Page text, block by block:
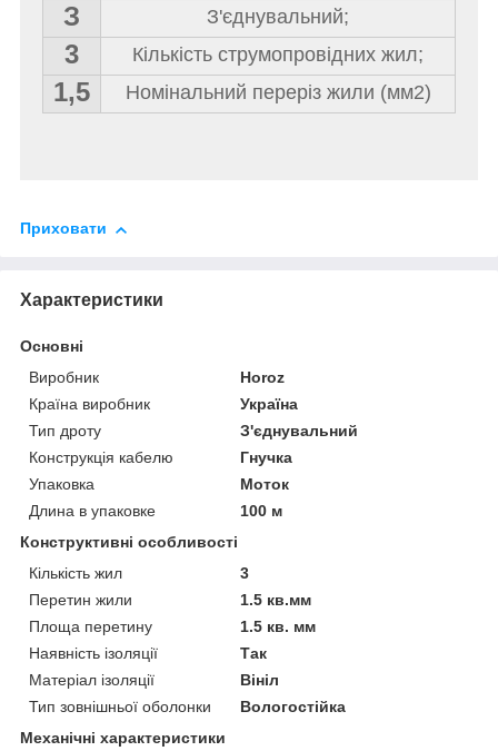
З З'єднувальний;
3 Кількість струмопровідних жил;
1,5 Номінальний переріз жили (мм2)
Приховати
Характеристики
Основні
Виробник
Horoz
Країна виробник
Україна
Тип дроту
З'єднувальний
Конструкція кабелю
Гнучка
Упаковка
Моток
Длина в упаковке
100 м
Конструктивні особливості
Кількість жил
3
Перетин жили
1.5 кв.мм
Площа перетину
1.5 кв. мм
Наявність ізоляції
Так
Матеріал ізоляції
Вініл
Тип зовнішньої оболонки
Вологостійка
Механічні характеристики